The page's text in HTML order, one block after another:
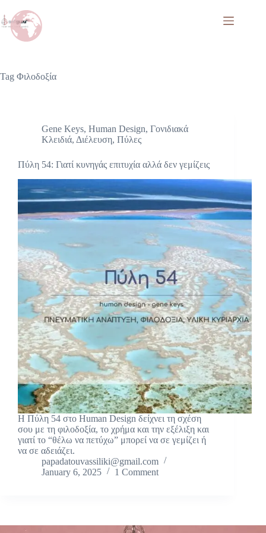
Tag Φιλοδοξία
Gene Keys, Human Design, Γονιδιακά
Κλειδιά, Διέλευση, Πύλες
Πύλη 54: Γιατί κυνηγάς επιτυχία αλλά δεν γεμίζεις
Η Πύλη 54 στο Human Design δείχνει τη σχέση
σου με τη φιλοδοξία, το χρήμα και την εξέλιξη και
γιατί το “θέλω να πετύχω” μπορεί να σε γεμίζει ή
να σε αδειάζει.
papadatouvassiliki@gmail.com
January 6, 2025
1 Comment